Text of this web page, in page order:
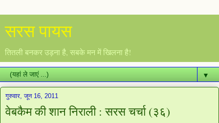
सरस पायस
तितली बनकर उड़ना है, सबके मन में खिलना है!
▼
गुरुवार, जून 16, 2011
वेबकैम की शान निराली : सरस चर्चा (३६)